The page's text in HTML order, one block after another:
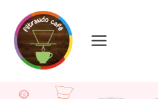
contenido